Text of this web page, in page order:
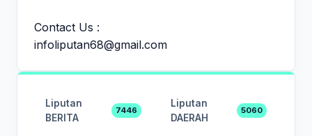
Contact Us :
infoliputan68@gmail.com
Liputan
BERITA
7446
Liputan
DAERAH
5060